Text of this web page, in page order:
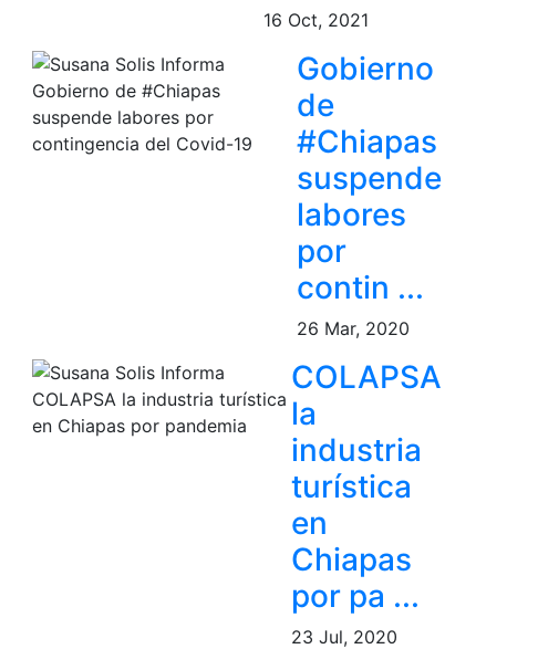
16 Oct, 2021
Gobierno
de
#Chiapas
suspende
labores
por
contin ...
26 Mar, 2020
COLAPSA
la
industria
turística
en
Chiapas
por pa ...
23 Jul, 2020